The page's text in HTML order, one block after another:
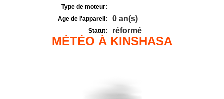
Type de moteur:
Age de l'appareil:
0 an(s)
Statut: réformé
MÉTÉO À KINSHASA